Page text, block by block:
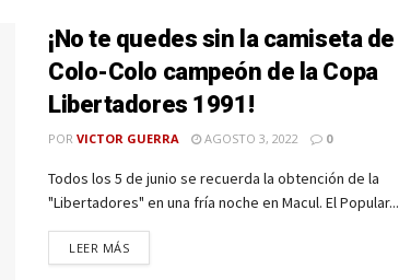
¡No te quedes sin la camiseta de
Colo-Colo campeón de la Copa
Libertadores 1991!
POR VICTOR GUERRA AGOSTO 3, 2022 0
Todos los 5 de junio se recuerda la obtención de la
"Libertadores" en una fría noche en Macul. El Popular...
LEER MÁS